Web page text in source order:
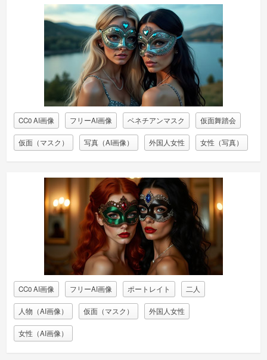
CC0 AI画像 フリーAI画像 ベネチアンマスク 仮面舞踏会
仮面（マスク） 写真（AI画像） 外国人女性 女性（写真）
CC0 AI画像 フリーAI画像 ポートレイト 二人
人物（AI画像） 仮面（マスク） 外国人女性
女性（AI画像）